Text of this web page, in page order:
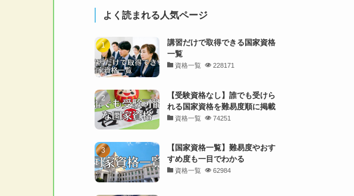
よく読まれる人気ページ
講習だけで取得できる国家資格
一覧
資格一覧 228171
【受験資格なし】誰でも受けら
れる国家資格を難易度順に掲載
資格一覧 74251
【国家資格一覧】難易度やおす
すめ度も一目でわかる
資格一覧 62984